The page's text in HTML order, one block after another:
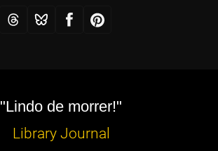
"Lindo de morrer!"
Library Journal